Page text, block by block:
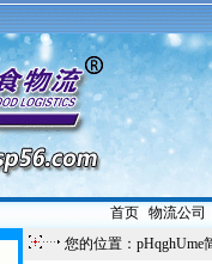
首页| 物流公司
您的位置：pHqghUme